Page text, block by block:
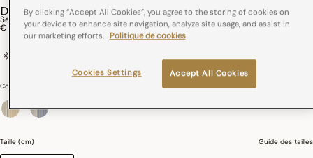
DUNE
Serviette De Table Dune Coton,Lin
€ 20,00
Couleurs :
Taille (cm) Guide des tailles
By clicking “Accept All Cookies”, you agree to the storing of cookies on
your device to enhance site navigation, analyze site usage, and assist in
our marketing efforts. Politique de cookies
Accept All Cookies
Cookies Settings